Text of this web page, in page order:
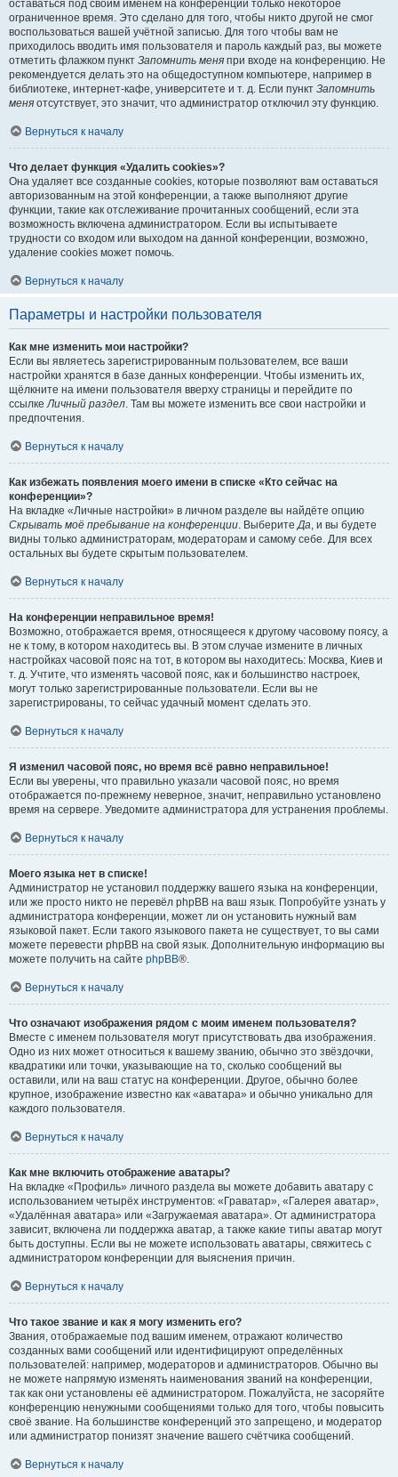
оставаться под своим именем на конференции только некоторое
ограниченное время. Это сделано для того, чтобы никто другой не смог
воспользоваться вашей учётной записью. Для того чтобы вам не
приходилось вводить имя пользователя и пароль каждый раз, вы можете
отметить флажком пункт Запомнить меня при входе на конференцию. Не
рекомендуется делать это на общедоступном компьютере, например в
библиотеке, интернет-кафе, университете и т. д. Если пункт Запомнить
меня отсутствует, это значит, что администратор отключил эту функцию.
Вернуться к началу
Что делает функция «Удалить cookies»?
Она удаляет все созданные cookies, которые позволяют вам оставаться
авторизованным на этой конференции, а также выполняют другие
функции, такие как отслеживание прочитанных сообщений, если эта
возможность включена администратором. Если вы испытываете
трудности со входом или выходом на данной конференции, возможно,
удаление cookies может помочь.
Вернуться к началу
Параметры и настройки пользователя
Как мне изменить мои настройки?
Если вы являетесь зарегистрированным пользователем, все ваши
настройки хранятся в базе данных конференции. Чтобы изменить их,
щёлкните на имени пользователя вверху страницы и перейдите по
ссылкеЛичный раздел. Там вы можете изменить все свои настройки и
предпочтения.
Вернуться к началу
Как избежать появления моего имени в списке «Кто сейчас на
конференции»?
На вкладке «Личные настройки» в личном разделе вы найдёте опцию
Скрывать моё пребывание на конференции. ВыберитеДа, и вы будете
видны только администраторам, модераторам и самому себе. Для всех
остальных вы будете скрытым пользователем.
Вернуться к началу
На конференции неправильное время!
Возможно, отображается время, относящееся к другому часовому поясу, а
не к тому, в котором находитесь вы. В этом случае измените в личных
настройках часовой пояс на тот, в котором вы находитесь: Москва, Киев и
т. д. Учтите, что изменять часовой пояс, как и большинство настроек,
могут только зарегистрированные пользователи. Если вы не
зарегистрированы, то сейчас удачный момент сделать это.
Вернуться к началу
Я изменил часовой пояс, но время всё равно неправильное!
Если вы уверены, что правильно указали часовой пояс, но время
отображается по-прежнему неверное, значит, неправильно установлено
время на сервере. Уведомите администратора для устранения проблемы.
Вернуться к началу
Моего языка нет в списке!
Администратор не установил поддержку вашего языка на конференции,
или же просто никто не перевёл phpBB на ваш язык. Попробуйте узнать у
администратора конференции, может ли он установить нужный вам
языковой пакет. Если такого языкового пакета не существует, то вы сами
можете перевести phpBB на свой язык. Дополнительную информацию вы
можете получить на сайте phpBB®.
Вернуться к началу
Что означают изображения рядом с моим именем пользователя?
Вместе с именем пользователя могут присутствовать два изображения.
Одно из них может относиться к вашему званию, обычно это звёздочки,
квадратики или точки, указывающие на то, сколько сообщений вы
оставили, или на ваш статус на конференции. Другое, обычно более
крупное, изображение известно как «аватара» и обычно уникально для
каждого пользователя.
Вернуться к началу
Как мне включить отображение аватары?
На вкладке «Профиль» личного раздела вы можете добавить аватару с
использованием четырёх инструментов: «Граватар», «Галерея аватар»,
«Удалённая аватара» или «Загружаемая аватара». От администратора
зависит, включена ли поддержка аватар, а также какие типы аватар могут
быть доступны. Если вы не можете использовать аватары, свяжитесь с
администратором конференции для выяснения причин.
Вернуться к началу
Что такое звание и как я могу изменить его?
Звания, отображаемые под вашим именем, отражают количество
созданных вами сообщений или идентифицируют определённых
пользователей: например, модераторов и администраторов. Обычно вы
не можете напрямую изменять наименования званий на конференции,
так как они установлены её администратором. Пожалуйста, не засоряйте
конференцию ненужными сообщениями только для того, чтобы повысить
своё звание. На большинстве конференций это запрещено, и модератор
или администратор понизят значение вашего счётчика сообщений.
Вернуться к началу